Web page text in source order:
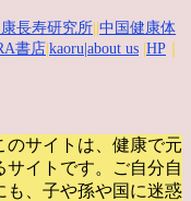
長寿研究所 中国健康体
書店 kaoru |about us HP
サイトは、健康で元
イトです。
ご自分自
も、子や孫や国に迷惑